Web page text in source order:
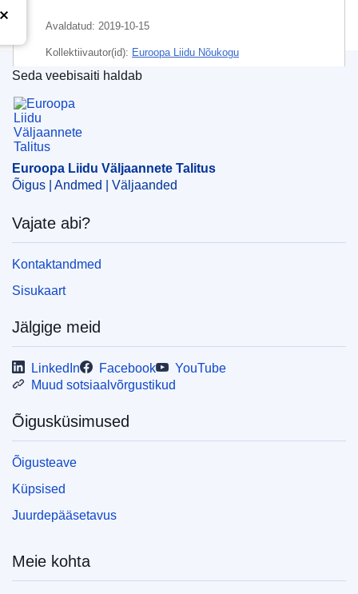
Avaldatud: 2019-10-15
Kollektiivautor(id): Euroopa Liidu Nõukogu
sanktsioonid
CELEX : 52019XG1015(01)
IMMC : ST 12156 2019 INIT
Euroopa Liidu Väljaannete Talitus
Seda veebisaiti haldab
Euroopa Liidu Väljaannete Talitus
Õigus | Andmed | Väljaanded
Vajate abi?
Kontaktandmed
Sisukaart
Jälgige meid
LinkedIn Facebook
YouTube
Muud sotsiaalvõrgustikud
Õigusküsimused
Õigusteave
Küpsised
Juurdepääsetavus
Meie kohta